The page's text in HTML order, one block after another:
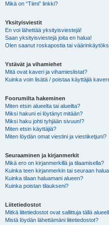
Mikä on “Tiimi” linkki?
Yksityisviestit
En voi lähettää yksityisviestejä!
Saan yksityisviestejä joita en halua!
Olen saanut roskapostia tai
Ystävät ja vihamiehet
Mitä ovat kaveri ja vihamieslistat?
Kuinka voin lisätä / poistaa käyttäjiä
Foorumilta hakeminen
Miten etsin alueelta tai alueilta?
Miksi hakuni ei löytänyt mitään?
Miksi haku johti tyhjään sivuun!?
Miten etsin käyttäjiä?
Miten löydän omat viestini ja viestiketjuni?
Seuraaminen ja kirjanmerkit
Mikä ero on kirjanmerkillä ja tilaamisella?
Kuinka teen kirjanmerkin tai seuraan
Kuinka tilaan haluamani alueen?
Kuinka poistan tilaukseni?
Liitetiedostot
Mitkä liitetiedostot ovat sallittuja tällä
Mistä löydän lähettämäni liitetiedostot?